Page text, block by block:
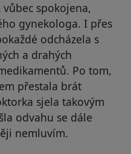
spokojena,
gynekologa. I přes
odcházela s
a drahých
Po tom,
přestala brát
sjela takovým
odvahu se dále
nemluvím.